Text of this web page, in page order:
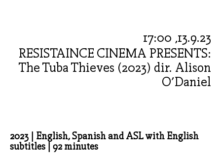
RESISTAINCE CINEMA PRESENTS:
The Tuba Thieves (2023) dir. Alison
O'Daniel
13.9.23, 17:00
2023 | English, Spanish and ASL with English
subtitles | 92 minutes